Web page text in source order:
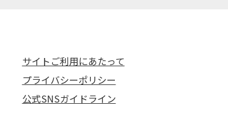
サイトご利用にあたって
プライバシーポリシー
公式SNSガイドライン